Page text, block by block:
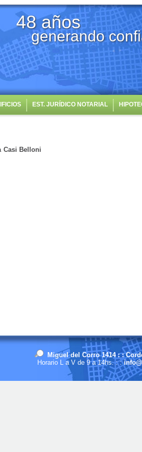
48 años
generando
EST. JURÍDICO NOTARIAL
Casi Belloni
Miguel del Corro 1414 : :
Horario L a V de 9 a 14hs. : :